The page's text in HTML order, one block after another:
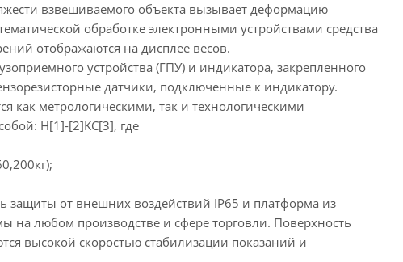
взвешиваемого объекта вызывает деформацию
обработке электронными устройствами средства
отображаются на дисплее весов.
устройства (ГПУ) и индикатора, закрепленного
датчики, подключенные к индикатору.
как метрологическими, так и технологическими
H[1]-[2]KC[3], где
защиты от внешних воздействий IP65 и платформа из
на любом производстве и сфере торговли. Поверхность
высокой скоростью стабилизации показаний и